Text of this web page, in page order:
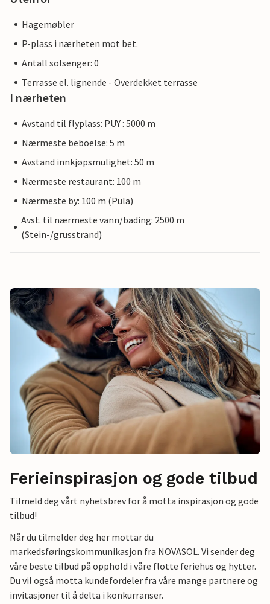
Hagemøbler
P-plass i nærheten mot bet.
Antall solsenger: 0
Terrasse el. lignende - Overdekket terrasse
I nærheten
Avstand til flyplass: PUY : 5000 m
Nærmeste beboelse: 5 m
Avstand innkjøpsmulighet: 50 m
Nærmeste restaurant: 100 m
Nærmeste by: 100 m (Pula)
Avst. til nærmeste vann/bading: 2500 m
(Stein-/grusstrand)
Ferieinspirasjon og gode tilbud
Tilmeld deg vårt nyhetsbrev for å motta inspirasjon og gode
tilbud!
Når du tilmelder deg her mottar du
markedsføringskommunikasjon fra NOVASOL. Vi sender deg
våre beste tilbud på opphold i våre flotte feriehus og hytter.
Du vil også motta kundefordeler fra våre mange partnere og
invitasjoner til å delta i konkurranser.